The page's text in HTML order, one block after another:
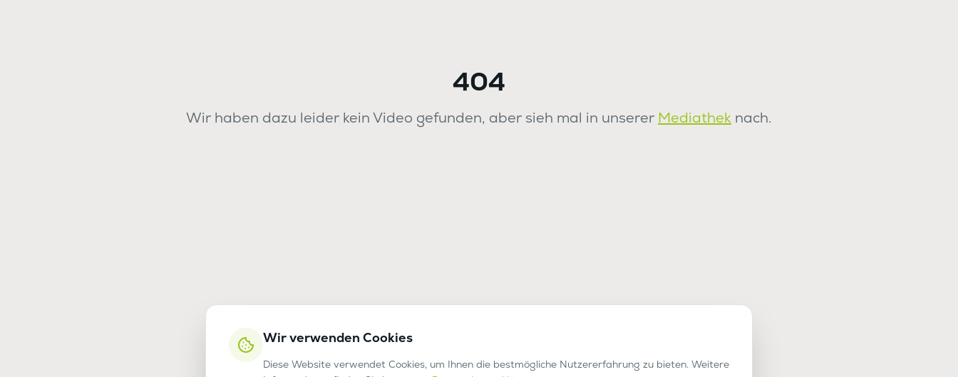
404
Wir haben dazu leider kein Video gefunden, aber sieh mal in unserer Mediathek nach.
Wir verwenden Cookies
Diese Website verwendet Cookies, um Ihnen die bestmögliche Nutzererfahrung zu bieten. Weitere